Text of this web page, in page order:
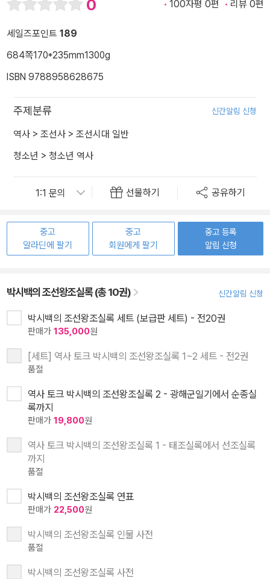
0 100자평 0편 리뷰 0편
세일즈포인트 189
684쪽170*235mm1300g
ISBN 9788958628675
주제분류 신간알림 신청
역사 > 조선사 > 조선시대 일반
청소년 > 청소년 역사
선물하기 공유하기
중고
알라딘에 팔기
중고
회원에게 팔기
중고 등록
알림 신청
박시백의 조선왕조실록 (총 10권) 신간알림 신청
박시백의 조선왕조실록 세트 (보급판 세트) - 전20권
판매가 135,000원
[세트] 역사 토크 박시백의 조선왕조실록 1~2 세트 - 전2권
품절
역사 토크 박시백의 조선왕조실록 2 - 광해군일기에서 순종실
록까지
판매가 19,800원
역사 토크 박시백의 조선왕조실록 1 - 태조실록에서 선조실록
까지
품절
박시백의 조선왕조실록 연표
판매가 22,500원
박시백의 조선왕조실록 인물 사전
품절
박시백의 조선왕조실록 사전